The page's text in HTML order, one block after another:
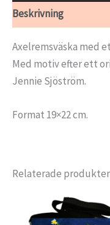
Beskrivning
Axelremsväska med
Med motiv efter ett
Jennie Sjöström.
Format 19×22 cm.
Relaterade produkter